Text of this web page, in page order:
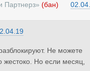
(бан)
Не можете
жестоко. Но если месяц,